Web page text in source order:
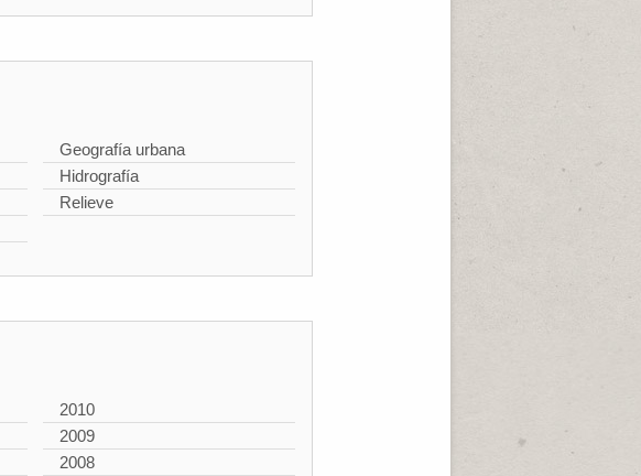
Geografía urbana
Hidrografía
Relieve
2010
2009
2008